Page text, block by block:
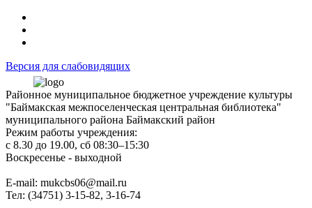
Версия для слабовидящих
Районное муниципальное бюджетное учреждение культуры
"Баймакская межпоселенческая центральная библиотека"
муниципального района Баймакский район
Режим работы учреждения:
с 8.30 до 19.00, сб 08:30–15:30
Воскресенье - выходной
Е-mail: mukcbs06@mail.ru
Тел: (34751) 3-15-82, 3-16-74